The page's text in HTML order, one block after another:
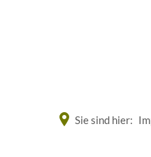
Sie sind hier: